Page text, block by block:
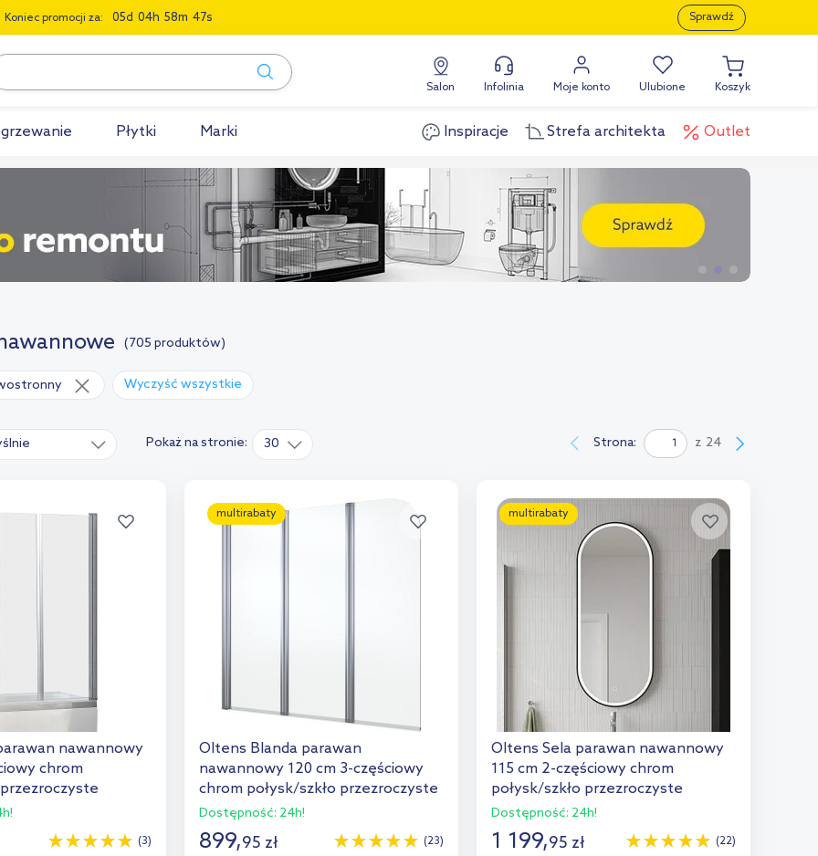
Koniec promocji za: 05 04 58 46 Sprawdź
Salon Infolinia Moje konto Ulubione Koszyk
Płytki Marki Inspiracje Strefa architekta Outlet
(705 produktów)
Wyczyść wszystkie
Pokaż na stronie: 30 Strona: z 24
nawannowy
chrom
(3)
multirabaty
Oltens Blanda parawan
nawannowy 120 cm 3-częściowy
chrom połysk/szkło przezroczyste
23301100
Dostępność: 24h!
899,95 zł (23)
multirabaty
Oltens Sela parawan nawannowy
115 cm 2-częściowy chrom
połysk/szkło przezroczyste
23202100
Dostępność: 24h!
1 199,95 zł (22)